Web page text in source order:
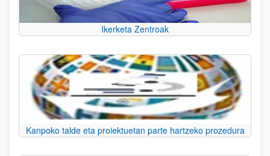
Ikerketa Zentroak
Kanpoko talde eta proiektuetan parte hartzeko prozedura